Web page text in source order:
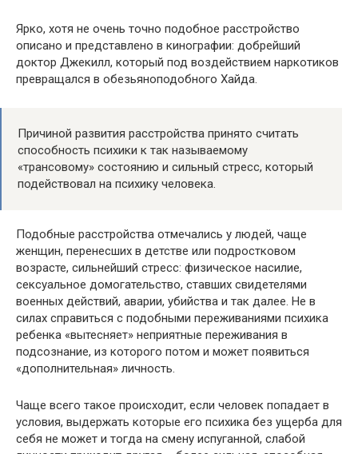
Ярко, хотя не очень точно подобное расстройство
описано и представлено в кинографии: добрейший
доктор Джекилл, который под воздействием наркотиков
превращался в обезьяноподобного Хайда.
Причиной развития расстройства принято считать
способность психики к так называемому
«трансовому» состоянию и сильный стресс, который
подействовал на психику человека.
Подобные расстройства отмечались у людей, чаще
женщин, перенесших в детстве или подростковом
возрасте, сильнейший стресс: физическое насилие,
сексуальное домогательство, ставших свидетелями
военных действий, аварии, убийства и так далее. Не в
силах справиться с подобными переживаниями психика
ребенка «вытесняет» неприятные переживания в
подсознание, из которого потом и может появиться
«дополнительная» личность.
Чаще всего такое происходит, если человек попадает в
условия, выдержать которые его психика без ущерба для
себя не может и тогда на смену испуганной, слабой